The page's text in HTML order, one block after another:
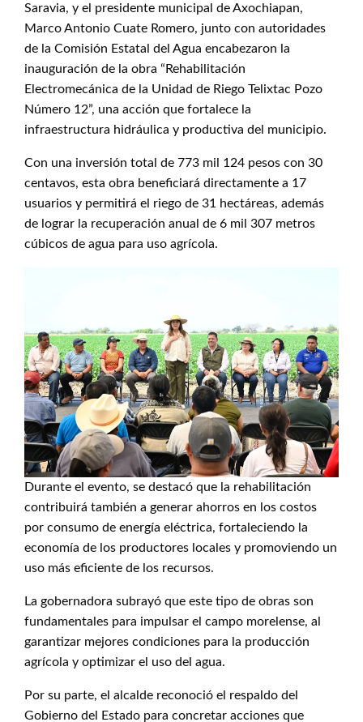
Saravia, y el presidente municipal de Axochiapan,
Marco Antonio Cuate Romero, junto con autoridades
de la Comisión Estatal del Agua encabezaron la
inauguración de la obra “Rehabilitación
Electromecánica de la Unidad de Riego Telixtac Pozo
Número 12”, una acción que fortalece la
infraestructura hidráulica y productiva del municipio.
Con una inversión total de 773 mil 124 pesos con 30
centavos, esta obra beneficiará directamente a 17
usuarios y permitirá el riego de 31 hectáreas, además
de lograr la recuperación anual de 6 mil 307 metros
cúbicos de agua para uso agrícola.
Durante el evento, se destacó que la rehabilitación
contribuirá también a generar ahorros en los costos
por consumo de energía eléctrica, fortaleciendo la
economía de los productores locales y promoviendo un
uso más eficiente de los recursos.
La gobernadora subrayó que este tipo de obras son
fundamentales para impulsar el campo morelense, al
garantizar mejores condiciones para la producción
agrícola y optimizar el uso del agua.
Por su parte, el alcalde reconoció el respaldo del
Gobierno del Estado para concretar acciones que